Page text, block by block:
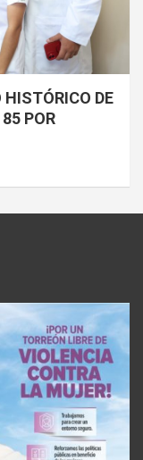
DE
POR